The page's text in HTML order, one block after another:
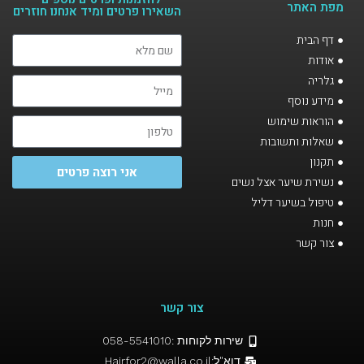
מפת האתר
דף הבית
אודות
גלריה
מידע נוסף
הוראות שימוש
שאלות ותשובות
תקנון
נשירת שיער אצל נשים
טיפול בשיער דליל
חנות
צור קשר
השאירו פרטים ומיד אנחנו חוזרים​
אני רוצה פרטים
צור קשר
שירות לקוחות :058-5541010
דוא"ל:Hairfor2@walla.co.il